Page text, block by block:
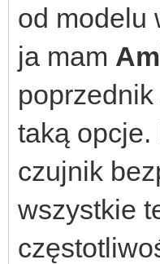
od modelu
ja mam
poprzednik
taką opcje.
czujnik
wszystkie